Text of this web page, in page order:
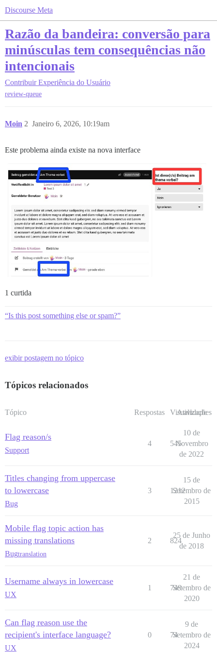
Discourse Meta
Razão da bandeira: conversão para
minúsculas tem consequências não
intencionais
Contribuir Experiência do Usuário
review-queue
Moin Janeiro 6, 2026, 10:19am
2
Este problema ainda existe na nova interface
1 curtida
“Is this post something else or spam?”
exibir postagem no tópico
Tópicos relacionados
Tópico Respostas Visualizações
Atividade
Flag reason/s
Support
4 545
10 de
Novembro
de 2022
Titles changing from uppercase
to lowercase
Bug
3 1212
15 de
Setembro de
2015
Mobile flag topic action has
missing translations
Bugtranslation
2 824
25 de Junho
de 2018
Username always in lowercase
UX
1 749
21 de
Setembro de
2020
Can flag reason use the
recipient's interface language?
UX
0 74
9 de
Setembro de
2024